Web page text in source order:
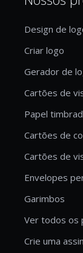
Design de
Criar logo
Gerador de
Cartões de
Papel
Cartões de
Cartões de
Envelopes
Garimbos
Ver todos os
Crie uma